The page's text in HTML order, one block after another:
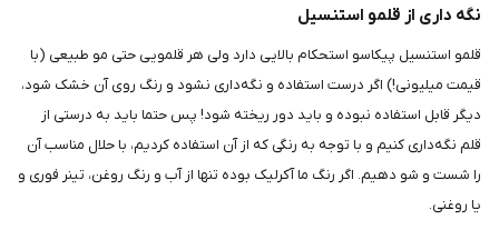
نگه داری از قلمو استنسیل
قلمو استنسیل پیکاسو استحکام بالایی دارد ولی هر قلمویی حتی مو طبیعی (با
قیمت میلیونی!) اگر درست استفاده و نگه‌داری نشود و رنگ روی آن خشک شود،
دیگر قابل استفاده نبوده و باید دور ریخته شود! پس حتما باید به درستی از
قلم نگه‌داری کنیم و با توجه به رنگی که از آن استفاده کردیم، با حلال مناسب آن
را شست و شو دهیم. اگر رنگ ما آکرلیک بوده تنها از آب و رنگ روغن، تینر فوری و
یا روغنی.